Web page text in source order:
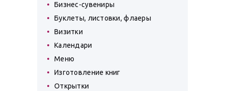
Бизнес-сувениры
Буклеты, листовки, флаеры
Визитки
Календари
Меню
Изготовление книг
Открытки